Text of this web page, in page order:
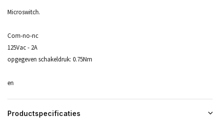
Microswitch.
Com-no-nc
125Vac - 2A
opgegeven schakeldruk: 0.75Nm
en
Productspecificaties